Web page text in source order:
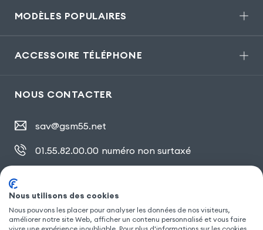
MODÈLES POPULAIRES
ACCESSOIRE TÉLÉPHONE
NOUS CONTACTER
sav@gsm55.net
01.55.82.00.00 numéro non surtaxé
SUIVEZ NOUS
Nous utilisons des cookies
Nous pouvons les placer pour analyser les données de nos visiteurs,
améliorer notre site Web, afficher un contenu personnalisé et vous faire